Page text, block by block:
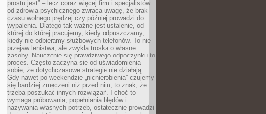
prostu jest” – lecz coraz więcej firm i specjalistów
od zdrowia psychicznego zwraca uwagę, że brak
czasu wolnego prędzej czy później prowadzi do
wypalenia. Dlatego tak ważne jest ustalenie, od
której do której pracujemy, kiedy odpuszczamy,
kiedy nie odbieramy służbowych telefonów. To nie
przejaw lenistwa, ale zwykła troska o własne
zasoby. Nauczenie się prawdziwego odpoczynku to
proces. Często zaczyna się od uświadomienia
sobie, że dotychczasowe strategie nie działają.
Gdy nawet po weekendzie „nicnierobienia” czujemy
się bardziej zmęczeni niż przed nim, to znak, że
trzeba poszukać innych rozwiązań. I choć to
wymaga próbowania, popełniania błędów i
nazywania własnych potrzeb, ostatecznie prowadzi